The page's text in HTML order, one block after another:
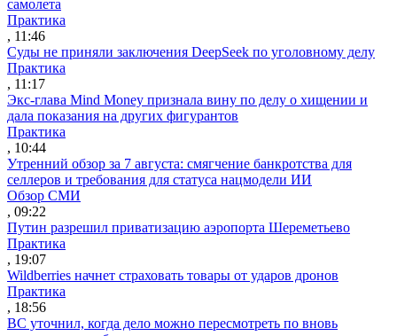
самолета
Практика
, 11:46
Суды не приняли заключения DeepSeek по уголовному делу
Практика
, 11:17
Экс-глава Mind Money признала вину по делу о хищении и
дала показания на других фигурантов
Практика
, 10:44
Утренний обзор за 7 августа: смягчение банкротства для
селлеров и требования для статуса нацмодели ИИ
Обзор СМИ
, 09:22
Путин разрешил приватизацию аэропорта Шереметьево
Практика
, 19:07
Wildberries начнет страховать товары от ударов дронов
Практика
, 18:56
ВС уточнил, когда дело можно пересмотреть по вновь